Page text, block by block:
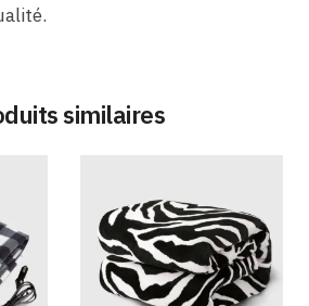
similaires